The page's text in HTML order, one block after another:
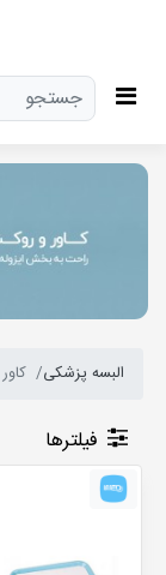
البسه پزشکی
فیلترها